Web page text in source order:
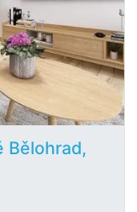
Bělohrad,